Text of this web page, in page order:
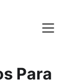
Para